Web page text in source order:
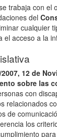
trabaja con el
del
cualquier
el acceso a la
12 de
sobre las
con
relacionados
de
los